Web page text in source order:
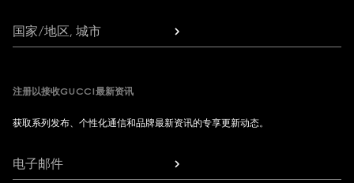
国家/地区, 城市
注册以接收GUCCI最新资讯
获取系列发布、个性化通信和品牌最新资讯的专享更新动态。
电子邮件